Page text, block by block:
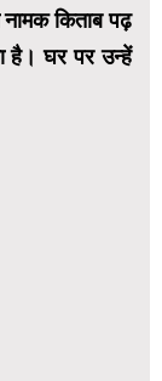
नामक किताब पढ़
है। घर पर उन्हें